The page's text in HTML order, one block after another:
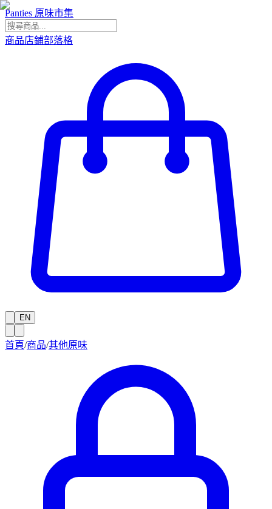
Panties 原味市集
商品店鋪部落格
EN
首頁/商品/其他原味